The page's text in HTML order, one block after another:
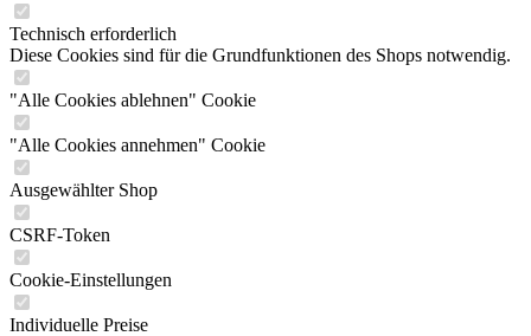
Technisch erforderlich
Diese Cookies sind für die Grundfunktionen des Shops notwendig.
"Alle Cookies ablehnen" Cookie
"Alle Cookies annehmen" Cookie
Ausgewählter Shop
CSRF-Token
Cookie-Einstellungen
Individuelle Preise